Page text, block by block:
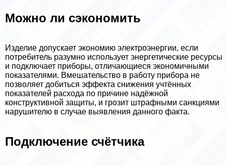
Можно ли сэкономить
Изделие допускает экономию электроэнергии, если
потребитель разумно использует энергетические ресурсы
и подключает приборы, отличающиеся экономичными
показателями. Вмешательство в работу прибора не
позволяет добиться эффекта снижения учтённых
показателей расхода по причине надёжной
конструктивной защиты, и грозит штрафными санкциями
нарушителю в случае выявления данного факта.
Подключение счётчика